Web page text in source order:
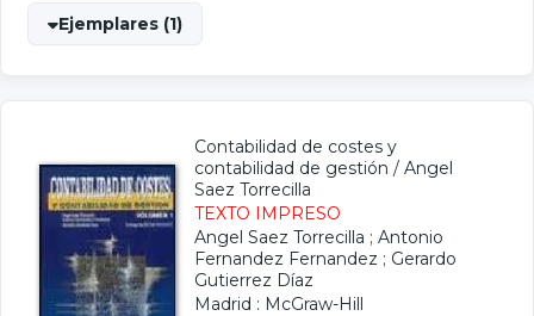
Ejemplares (1)
Contabilidad de costes y
contabilidad de gestión / Angel
Saez Torrecilla
TEXTO IMPRESO
Angel Saez Torrecilla ; Antonio
Fernandez Fernandez ; Gerardo
Gutierrez Díaz
Madrid : McGraw-Hill